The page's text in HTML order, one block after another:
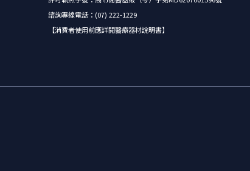
諮詢專線電話：(07) 222-1229
【消費者使用前應詳閱醫療器材說明書】